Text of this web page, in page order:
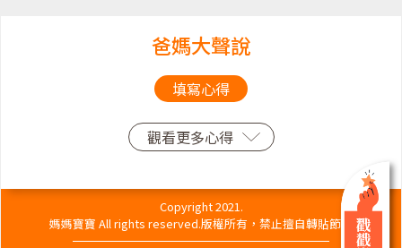
爸媽大聲說
填寫心得
觀看更多心得
Copyright 2021.
媽媽寶寶 All rights reserved.版權所有，禁止擅自轉貼節錄